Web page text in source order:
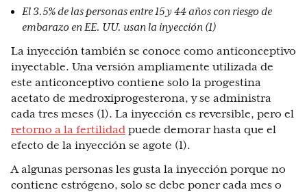
El 3.5% de las personas entre 15 y 44 años con riesgo de
embarazo en EE. UU. usan la inyección (1)
La inyección también se conoce como anticonceptivo
inyectable. Una versión ampliamente utilizada de
este anticonceptivo contiene solo la progestina
acetato de medroxiprogesterona, y se administra
cada tres meses (1). La inyección es reversible, pero el
retorno a la fertilidad puede demorar hasta que el
efecto de la inyección se agote (1).
A algunas personas les gusta la inyección porque no
contiene estrógeno, solo se debe poner cada mes o